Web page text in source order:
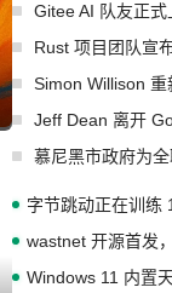
Gitee AI 队友正
Simon Willison 重
Jeff Dean 离开
慕尼黑市政府为
字节跳动正在训练
Windows 11 内置